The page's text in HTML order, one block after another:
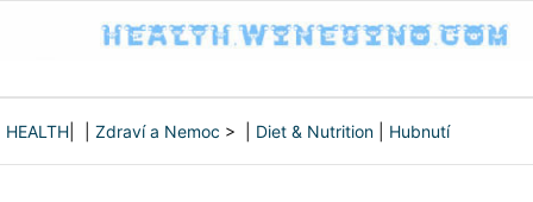
HEALTH Zdraví a Nemoc > | Diet & Nutrition Hubnutí